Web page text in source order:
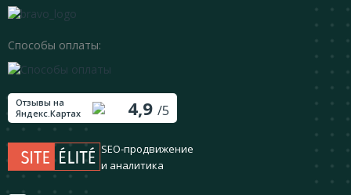
Способы оплаты:
Отзывы на
Яндекс.Картах
4,9 /5
SEO-продвижение
и аналитика